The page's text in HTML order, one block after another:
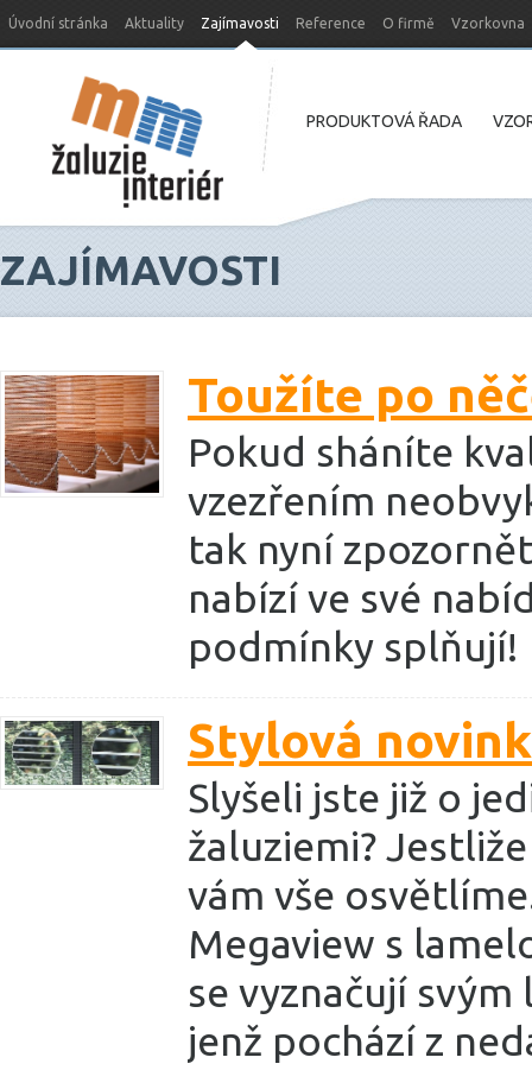
Úvodní stránka Aktuality Zajímavosti Reference O firmě Vzorkovna
PRODUKTOVÁ ŘADA
ZAJÍMAVOSTI
Toužíte po
Pokud sháníte
vzezřením
tak nyní
nabízí ve své
podmínky splňují!
Stylová
Slyšeli jste již o
žaluziemi?
vám vše
Megaview s
se vyznačují
jenž pochází z